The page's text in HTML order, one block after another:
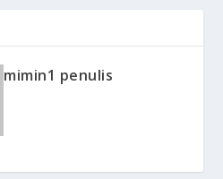
mimin1 penulis